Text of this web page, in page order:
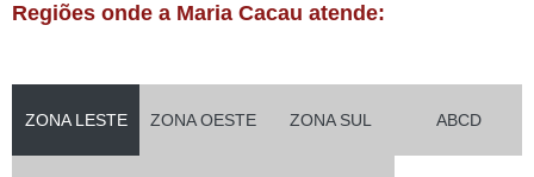
Regiões onde a Maria Cacau atende:
ZONA LESTE ZONA OESTE ZONA SUL ABCD